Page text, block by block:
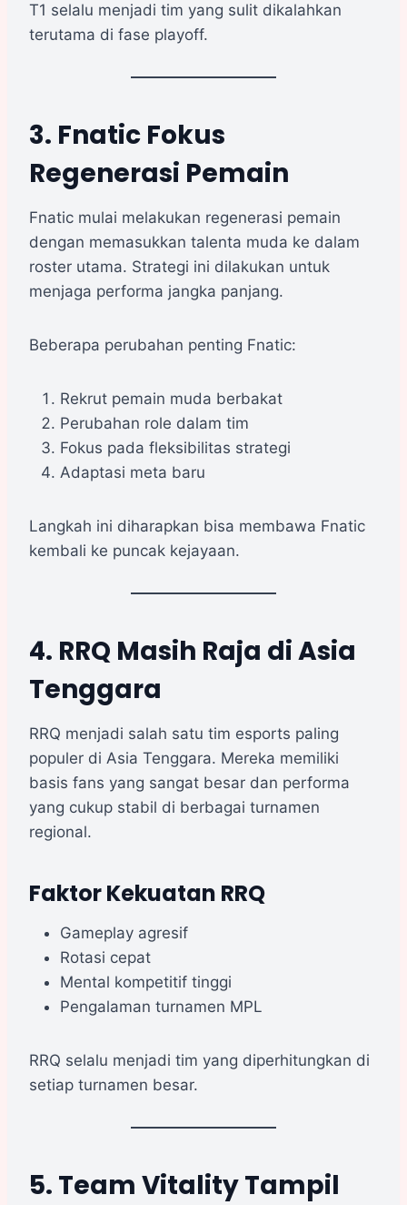
T1 selalu menjadi tim yang sulit dikalahkan
terutama di fase playoff.
3. Fnatic Fokus
Regenerasi Pemain
Fnatic mulai melakukan regenerasi pemain
dengan memasukkan talenta muda ke dalam
roster utama. Strategi ini dilakukan untuk
menjaga performa jangka panjang.
Beberapa perubahan penting Fnatic:
Rekrut pemain muda berbakat
Perubahan role dalam tim
Fokus pada fleksibilitas strategi
Adaptasi meta baru
Langkah ini diharapkan bisa membawa Fnatic
kembali ke puncak kejayaan.
4. RRQ Masih Raja di Asia
Tenggara
RRQ menjadi salah satu tim esports paling
populer di Asia Tenggara. Mereka memiliki
basis fans yang sangat besar dan performa
yang cukup stabil di berbagai turnamen
regional.
Faktor Kekuatan RRQ
Gameplay agresif
Rotasi cepat
Mental kompetitif tinggi
Pengalaman turnamen MPL
RRQ selalu menjadi tim yang diperhitungkan di
setiap turnamen besar.
5. Team Vitality Tampil